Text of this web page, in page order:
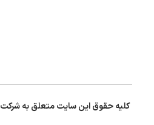
کلیه حقوق این سایت متعلق به شرکت